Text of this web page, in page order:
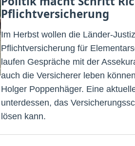
Pflichtversicherung
Im Herbst wollen die Länder-
Pflichtversicherung für
laufen Gespräche mit der
auch die Versicherer leben
Holger Poppenhäger. Eine
unterdessen, das
lösen kann.